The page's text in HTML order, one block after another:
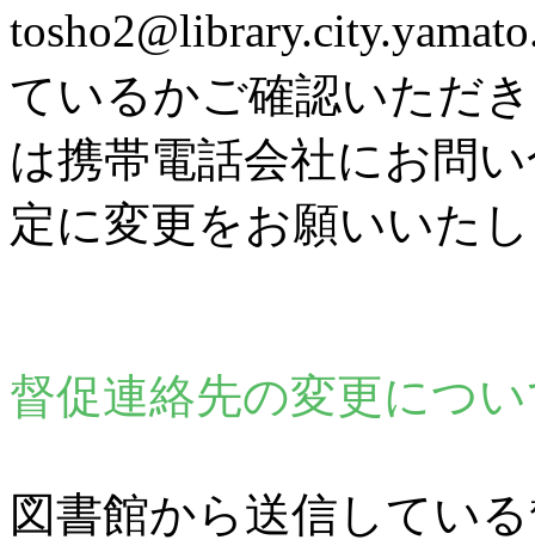
ているかご確認いただ
は携帯電話会社にお問
定に変更をお願いいた
督促連絡先の変更につ
図書館から送信してい